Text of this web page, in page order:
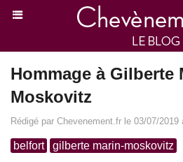
Hommage à Gilberte
Moskovitz
Rédigé par Chevenement.fr le 03/07/
belfort gilberte marin-moskovitz